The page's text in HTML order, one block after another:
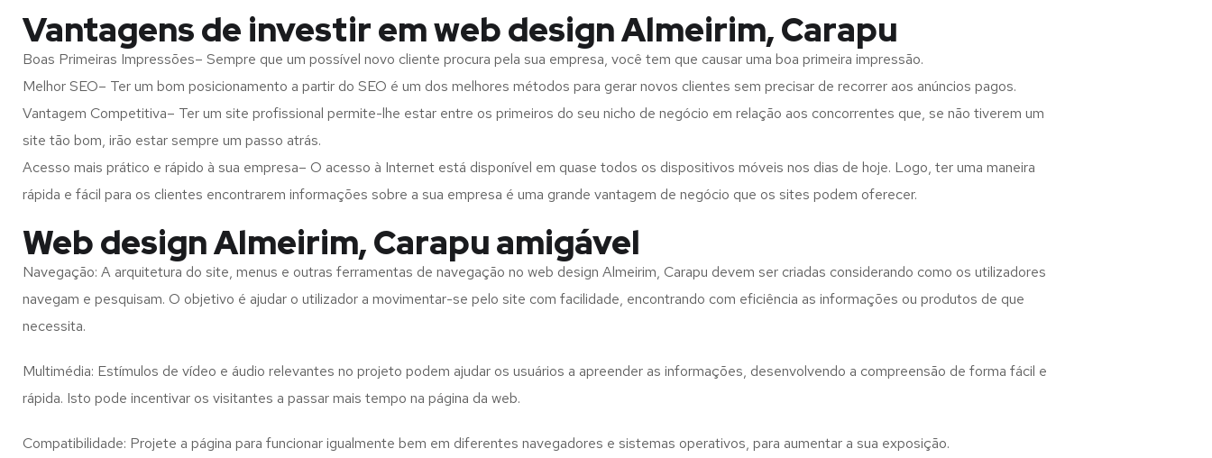
Vantagens de investir em web design Almeirim, Carapu
Boas Primeiras Impressões– Sempre que um possível novo cliente procura pela sua empresa, você tem que causar uma boa primeira impressão.
Melhor SEO– Ter um bom posicionamento a partir do SEO é um dos melhores métodos para gerar novos clientes sem precisar de recorrer aos anúncios pagos.
Vantagem Competitiva– Ter um site profissional permite-lhe estar entre os primeiros do seu nicho de negócio em relação aos concorrentes que, se não tiverem um
site tão bom, irão estar sempre um passo atrás.
Acesso mais prático e rápido à sua empresa– O acesso à Internet está disponível em quase todos os dispositivos móveis nos dias de hoje. Logo, ter uma maneira
rápida e fácil para os clientes encontrarem informações sobre a sua empresa é uma grande vantagem de negócio que os sites podem oferecer.
Web design Almeirim, Carapu amigável
Navegação: A arquitetura do site, menus e outras ferramentas de navegação no web design Almeirim, Carapu devem ser criadas considerando como os utilizadores
navegam e pesquisam. O objetivo é ajudar o utilizador a movimentar-se pelo site com facilidade, encontrando com eficiência as informações ou produtos de que
necessita.
Multimédia: Estímulos de vídeo e áudio relevantes no projeto podem ajudar os usuários a apreender as informações, desenvolvendo a compreensão de forma fácil e
rápida. Isto pode incentivar os visitantes a passar mais tempo na página da web.
Compatibilidade: Projete a página para funcionar igualmente bem em diferentes navegadores e sistemas operativos, para aumentar a sua exposição.